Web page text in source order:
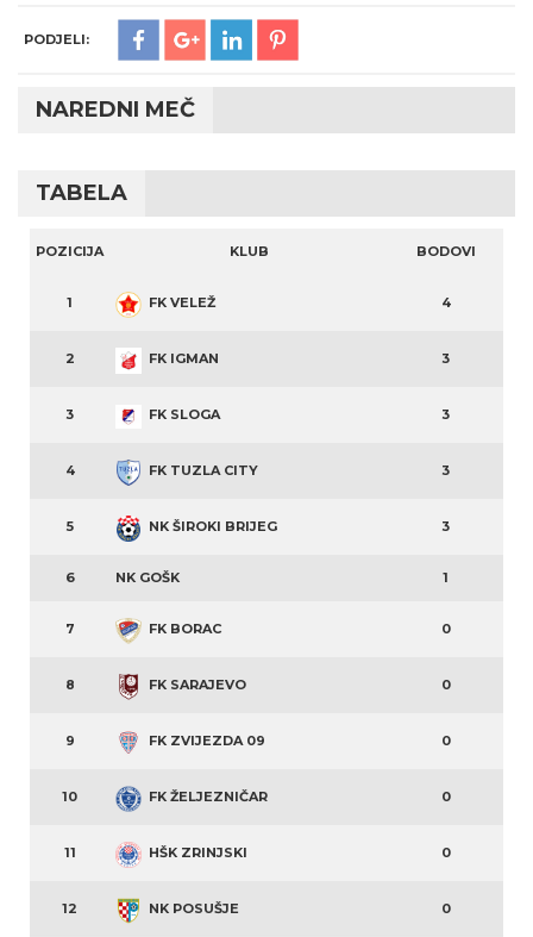
PODJELI:
NAREDNI MEČ
TABELA
POZICIJA KLUB BODOVI
1 FK VELEŽ 4
2 FK IGMAN 3
3 FK SLOGA 3
4 FK TUZLA CITY 3
5 NK ŠIROKI BRIJEG 3
6 NK GOŠK 1
7 FK BORAC 0
8 FK SARAJEVO 0
9 FK ZVIJEZDA 09 0
10 FK ŽELJEZNIČAR 0
11 HŠK ZRINJSKI 0
12 NK POSUŠJE 0